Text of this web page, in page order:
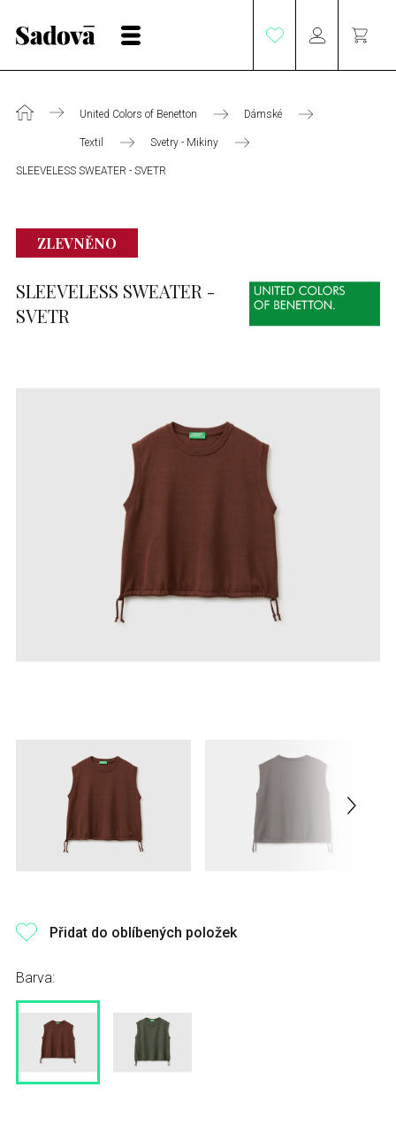
United Colors of Benetton Dámské
Textil Svetry - Mikiny
SLEEVELESS SWEATER - SVETR
ZLEVNĚNO
SLEEVELESS SWEATER -
SVETR
Přidat do oblíbených položek
Barva: